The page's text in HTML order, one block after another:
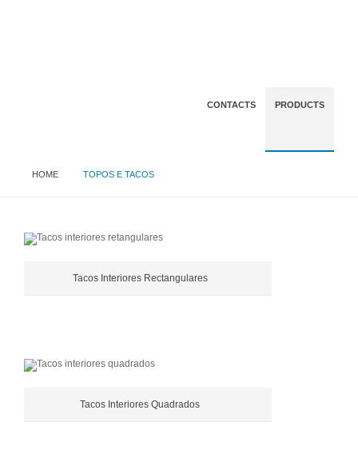
PRODUCTS
CONTACTS
HOME TOPOS E TACOS
Tacos Interiores Rectangulares
Tacos Interiores Quadrados